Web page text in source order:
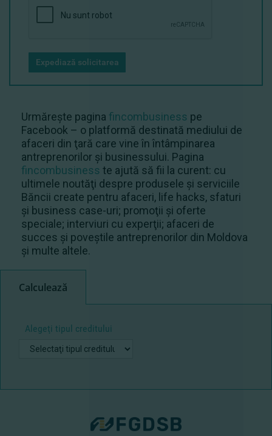
Expediază solicitarea
Urmărește pagina fincombusiness pe
Facebook – o platformă destinată mediului de
afaceri din ţară care vine în întâmpinarea
antreprenorilor şi businessului. Pagina
fincombusiness te ajută să fii la curent: cu
ultimele noutăţi despre produsele şi serviciile
Băncii create pentru afaceri, life hacks, sfaturi
şi business case-uri; promoţii şi oferte
speciale; interviuri cu experţii; afaceri de
succes şi poveştile antreprenorilor din Moldova
şi multe altele.
Calculează
Alegeţi tipul creditului